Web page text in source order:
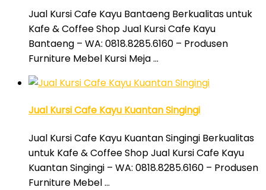
Jual Kursi Cafe Kayu Bantaeng Berkualitas untuk
Kafe & Coffee Shop Jual Kursi Cafe Kayu
Bantaeng – WA: 0818.8285.6160 – Produsen
Furniture Mebel Kursi Meja …
Jual Kursi Cafe Kayu Kuantan Singingi
Jual Kursi Cafe Kayu Kuantan Singingi Berkualitas
untuk Kafe & Coffee Shop Jual Kursi Cafe Kayu
Kuantan Singingi – WA: 0818.8285.6160 – Produsen
Furniture Mebel …